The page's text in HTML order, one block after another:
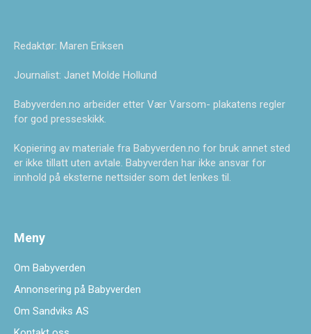
Redaktør: Maren Eriksen
Journalist: Janet Molde Hollund
Babyverden.no arbeider etter Vær Varsom- plakatens regler
for god presseskikk.
Kopiering av materiale fra Babyverden.no for bruk annet sted
er ikke tillatt uten avtale. Babyverden har ikke ansvar for
innhold på eksterne nettsider som det lenkes til.
Meny
Om Babyverden
Annonsering på Babyverden
Om Sandviks AS